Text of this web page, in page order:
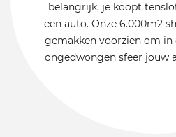
belangrijk, je koopt
een auto. Onze 6.000m2
gemakken voorzien om in
ongedwongen sfeer jouw